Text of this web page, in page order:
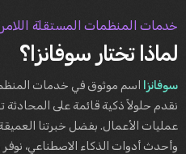
خدمات المنظمات المستقلة
لماذا تختار سوفانزا؟
سوفانزا
اسم موثوق في خدمات
نقدم حلولاً ذكية قائمة على المحادثة
عمليات الأعمال. بفضل خبرتنا
وأحدث أدوات الذكاء الاصطناعي، نوفر